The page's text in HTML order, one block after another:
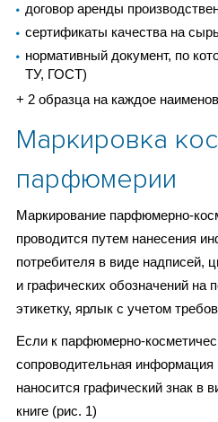
договор аренды
сертификаты качества на
нормативный документ, по
ТУ, ГОСТ)
+ 2 образца на каждое
Маркировка
парфюмерии
Маркирование парфюмерно-
проводится путем нанесения
потребителя в виде надписей,
и графических обозначений на
этикетку, ярлык с учетом
Если к парфюмерно-
сопроводительная
наносится графический знак в
книге (рис. 1)